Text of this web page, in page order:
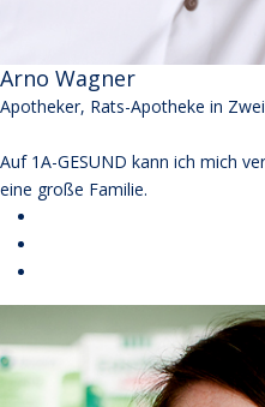
Arno Wagner
Apotheker, Rats-Apotheke in
Auf 1A-GESUND kann ich mich
eine große Familie.